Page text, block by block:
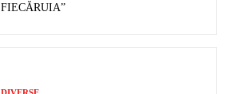
FIECĂRUIA”